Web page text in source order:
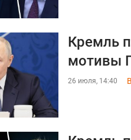
Кремль
мотивы
26 июля, 14:40